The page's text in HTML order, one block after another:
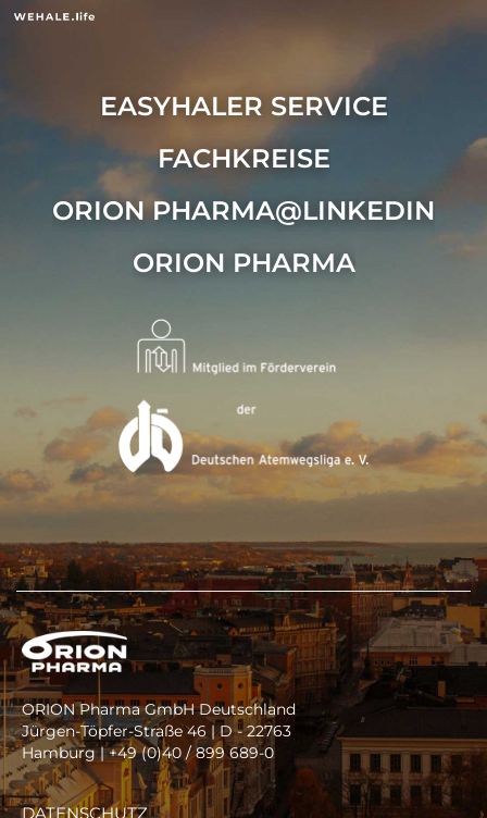
EASYHALER SERVICE
FACHKREISE
ORION PHARMA@LINKEDIN
ORION PHARMA
ORION Pharma GmbH Deutschland
Jürgen-Töpfer-Straße 46 | D - 22763
Hamburg | +49 (0)40 / 899 689-0
DATENSCHUTZ